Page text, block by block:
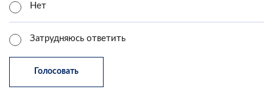
Нет
Затрудняюсь ответить